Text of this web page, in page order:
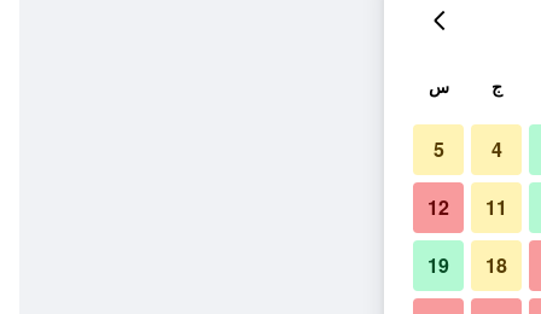
ج س
4
5
11
12
18
19